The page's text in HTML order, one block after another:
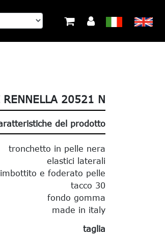
RENNELLA 20521 N
del prodotto
tronchetto in pelle nera
elastici laterali
e foderato pelle
tacco 30
fondo gomma
made in italy
taglia